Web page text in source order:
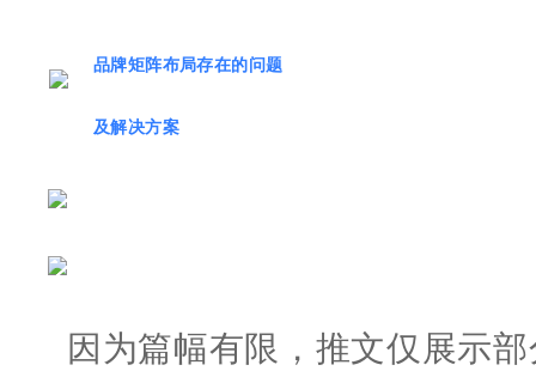
品牌矩阵布局存在的问题
及解决方案
因为篇幅有限，推文仅展示